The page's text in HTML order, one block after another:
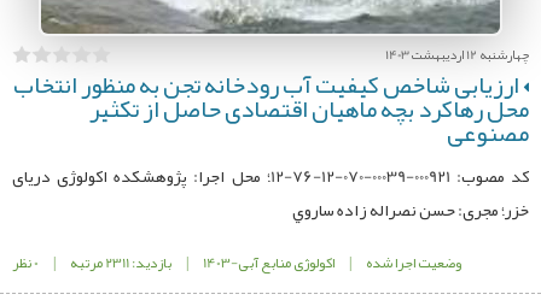
چهارشنبه 12 اردیبهشت 1403
ارزیابی شاخص کیفیت آب رودخانه تجن به منظور انتخاب
محل رهاکرد بچه ماهیان اقتصادی حاصل از تکثیر
مصنوعی
کد مصوب: 000921-00039-070-12-76-12؛ محل اجرا: پژوهشكده اکولوژی دریای
خزر؛ مجری: حسن نصراله زاده ساروي
وضعیت اجرا شده | اکولوژی منابع آبی-1403 | بازدید: 2311 مرتبه | 0 نظر